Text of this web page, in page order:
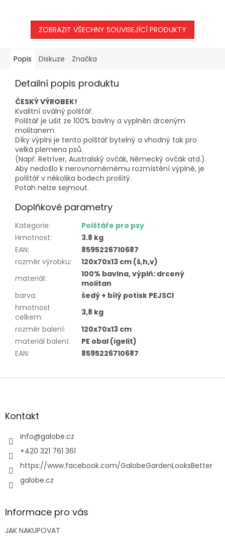
ZOBRAZIT VŠECHNY SOUVISEJÍCÍ PRODUKTY
Popis Diskuze Značka
Detailní popis produktu
ČESKÝ VÝROBEK!
Kvalitní oválný polštář.
Polštář je ušit ze 100% bavlny a vyplněn drceným
molitanem.
Díky výplni je tento polštář bytelný a vhodný tak pro
velká plemena psů.
(Např. Retríver, Australský ovčák, Německý ovčák atd.).
Aby nedošlo k nerovnoměrnému rozmístění výplně, je
polštář v několika bodech prošitý.
Potah nelze sejmout.
Doplňkové parametry
Kategorie:
Polštáře pro psy
Hmotnost:
3.8 kg
EAN:
8595226710687
rozměr výrobku:
120x70x13 cm (š,h,v)
materiál:
100% bavlna, výplň: drcený
molitan
barva:
šedý + bílý potisk PEJSCI
hmotnost
celkem:
3,8 kg
rozměr balení:
120x70x13 cm
materiál balení:
PE obal (igelit)
EAN: 8595226710687
Z
aKontakt
info@galobe.cz
+420 321 761 361
https://www.facebook.com/GalobeGardenLooksBetter
galobe.cz
Informace pro vás
JAK NAKUPOVAT